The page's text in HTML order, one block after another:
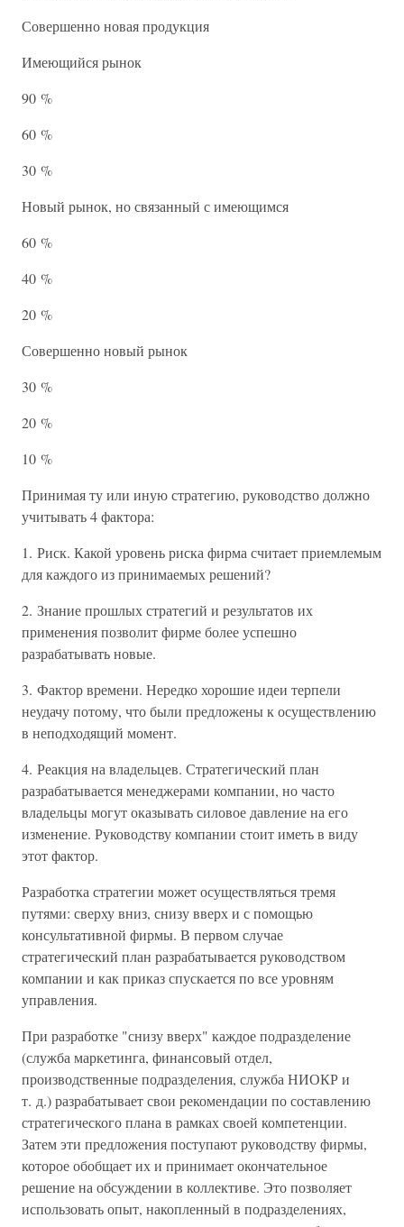
Совершенно новая продукция
Имеющийся рынок
90 %
60 %
30 %
Новый рынок, но связанный с имеющимся
60 %
40 %
20 %
Совершенно новый рынок
30 %
20 %
10 %
Принимая ту или иную стратегию, руководство должно
учитывать 4 фактора:
1. Риск. Какой уровень риска фирма считает приемлемым
для каждого из принимаемых решений?
2. Знание прошлых стратегий и результатов их
применения позволит фирме более успешно
разрабатывать новые.
3. Фактор времени. Нередко хорошие идеи терпели
неудачу потому, что были предложены к осуществлению
в неподходящий момент.
4. Реакция на владельцев. Стратегический план
разрабатывается менеджерами компании, но часто
владельцы могут оказывать силовое давление на его
изменение. Руководству компании стоит иметь в виду
этот фактор.
Разработка стратегии может осуществляться тремя
путями: сверху вниз, снизу вверх и с помощью
консультативной фирмы. В первом случае
стратегический план разрабатывается руководством
компании и как приказ спускается по все уровням
управления.
При разработке "снизу вверх" каждое подразделение
(служба маркетинга, финансовый отдел,
производственные подразделения, служба НИОКР и
т. д.) разрабатывает свои рекомендации по составлению
стратегического плана в рамках своей компетенции.
Затем эти предложения поступают руководству фирмы,
которое обобщает их и принимает окончательное
решение на обсуждении в коллективе. Это позволяет
использовать опыт, накопленный в подразделениях,